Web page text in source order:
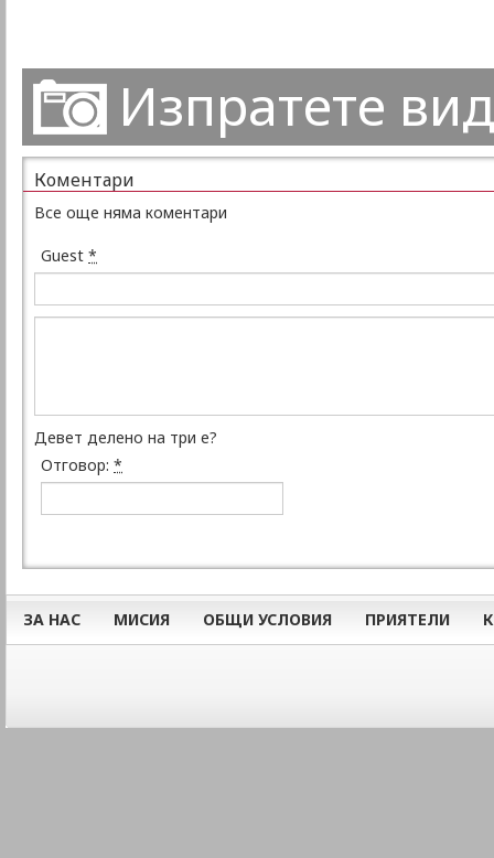
Изпратете
Коментари
Все още няма коментари
Guest *
Девет делено на три е?
Отговор: *
ЗА НАС МИСИЯ ОБЩИ УСЛОВИЯ ПРИЯТЕЛИ